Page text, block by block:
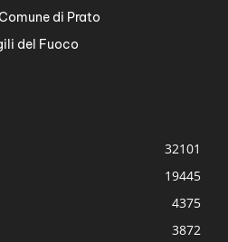
di Prato
del Fuoco
32101
19445
4375
3872